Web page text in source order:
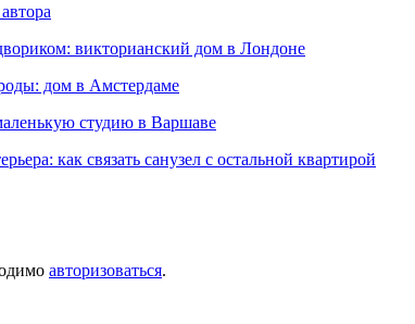
викторианский дом в Лондоне
дом в Амстердаме
студию в Варшаве
как связать санузел с остальной квартирой
авторизоваться.